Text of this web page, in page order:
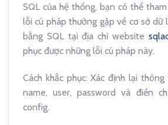
SQL của hệ thống, bạn có thể
lỗi cú pháp thường gặp về cơ sở dữ
bằng SQL tại địa chỉ website
phục được những lỗi cú pháp này.
Cách khắc phục: Xác định lại
name, user, password và điền
config.